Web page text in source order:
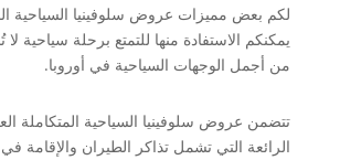
لكم بعض مميزات عروض سلوفينيا السياحية
يمكنكم الاستفادة منها للتمتع برحلة سياحية
من أجمل الوجهات السياحية في أوروبا.
تتضمن عروض سلوفينيا السياحية المتكاملة
الرائعة التي تشمل تذاكر الطيران والإقامة